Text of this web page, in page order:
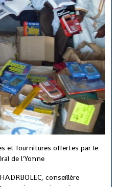
et fournitures offertes par le
de l'Yonne
conseillère